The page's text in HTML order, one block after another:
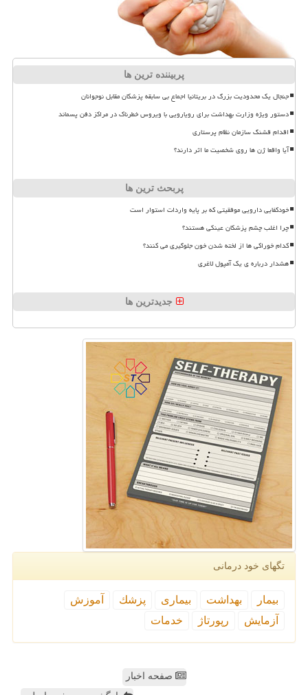
پربیننده ترین ها
جنجال یک محدودیت بزرگ در بریتانیا اجماع بی سابقه پزشکان مقابل نوجوانان
دستور ویژه وزارت بهداشت برای رویارویی با ویروس خطرناک در مراکز دفن پسماند
اقدام قشنگ سازمان نظام پرستاری
آیا واقعا ژن ها روی شخصیت ما اثر دارند؟
پربحث ترین ها
خودکفایی دارویی موفقیتی که بر پایه واردات استوار است
چرا اغلب چشم پزشکان عینکی هستند؟
کدام خوراکی ها از لخته شدن خون جلوگیری می کنند؟
هشدار درباره ی یک آمپول لاغری
جدیدترین ها
تگهای خود درمانی
بیمار بهداشت بیماری پزشك
آموزش
آزمایش
رپورتاژ خدمات
صفحه اخبار